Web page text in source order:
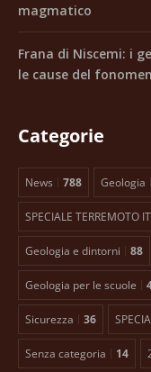
magmatico
Frana di Niscemi: i
le cause del
Categorie
News 788 Geologia
SPECIALE TERREMOTO
Geologia e dintorni 88
Geologia per le scuole
Sicurezza 36
Senza categoria 14